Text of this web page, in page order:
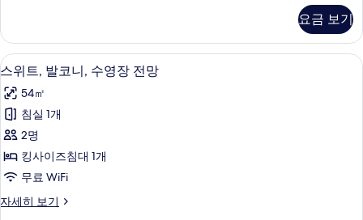
마
리
나
전
망
사
진
모
두
스
위
트,
라
스,
리
나
전
망
자
요금 보기
스
위
트,
발
코
니,
수
영
미니바, 객실 내 금고, 암막 커튼, 방음
11
스위트, 발코니, 수영장 전망
54㎡
침실 1개
2명
킹사이즈침대 1개
무료 WiFi
자세히 보기
스